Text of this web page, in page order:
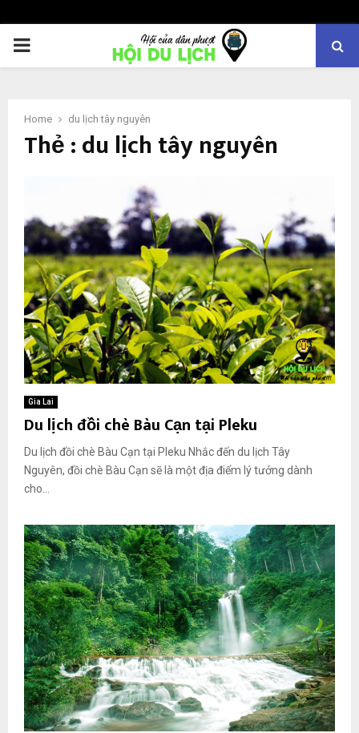
PRIMARY
Home du lịch tây nguyên
Thẻ : du lịch tây nguyên
Gia Lai
Du lịch đồi chè Bàu Cạn tại Pleku
Du lịch đồi chè Bàu Cạn tại Pleku Nhắc đến du lịch Tây
Nguyên, đồi chè Bàu Cạn sẽ là một địa điểm lý tưởng dành
cho...